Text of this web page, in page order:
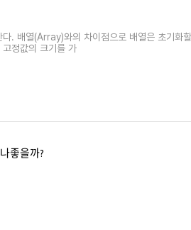
. 배열(Array)와의 차이점으로 배열은 초기화
정값의 크기를 가
좋을까?